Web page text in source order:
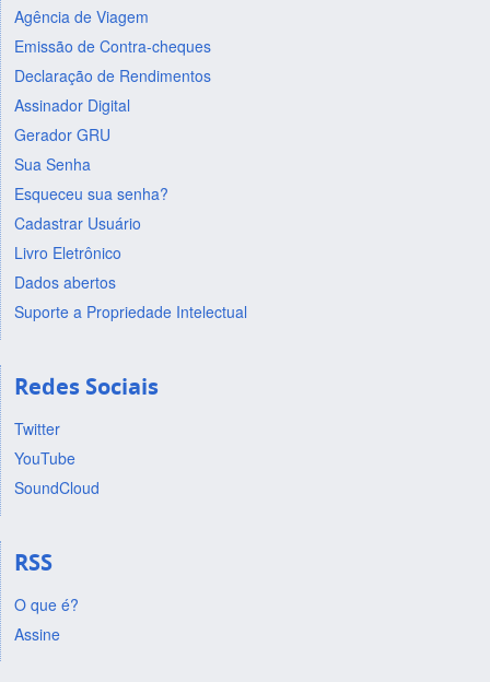
Agência de Viagem
Emissão de Contra-cheques
Declaração de Rendimentos
Assinador Digital
Gerador GRU
Sua Senha
Esqueceu sua senha?
Cadastrar Usuário
Livro Eletrônico
Dados abertos
Suporte a Propriedade Intelectual
Redes Sociais
Twitter
YouTube
SoundCloud
RSS
O que é?
Assine